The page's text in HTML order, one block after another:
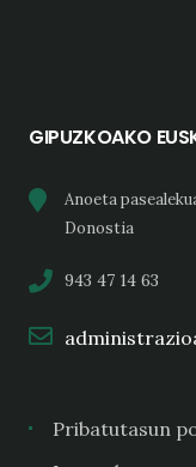
GIPUZKOAKO
Anoeta
Donostia
943 47 14 63
Pribatutasun